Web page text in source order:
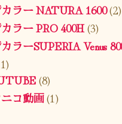
ラー NATURA 1600(2)
ラー PRO 400H(3)
ラーSUPERIA Venus
(8)
コ動画(1)